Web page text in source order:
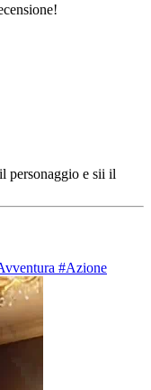
personaggio e sii il
#Azione